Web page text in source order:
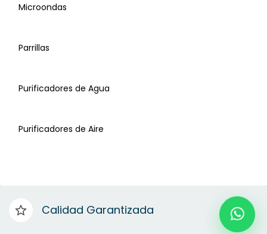
Microondas
Parrillas
Purificadores de Agua
Purificadores de Aire
Calidad Garantizada